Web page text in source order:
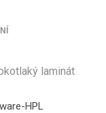
laminát
HPL